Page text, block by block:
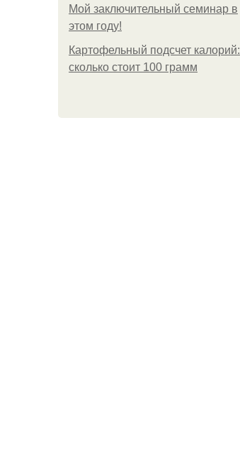
Мой заключительный семинар в
этом году!
Картофельный подсчет калорий:
сколько стоит 100 грамм